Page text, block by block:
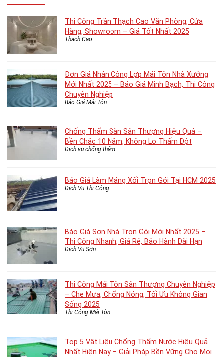
Thi Công Trần Thạch Cao Văn Phòng, Cửa
Hàng, Showroom – Giá Tốt Nhất 2025
Thạch Cao
Đơn Giá Nhân Công Lợp Mái Tôn Nhà Xưởng
Mới Nhất 2025 – Báo Giá Minh Bạch, Thi Công
Chuyên Nghiệp
Báo Giá Mái Tôn
Chống Thấm Sàn Sân Thượng Hiệu Quả –
Bền Chắc 10 Năm, Không Lo Thấm Dột
Dịch vụ chống thấm
Báo Giá Làm Máng Xối Trọn Gói Tại HCM 2025
Dịch Vụ Thi Công
Báo Giá Sơn Nhà Trọn Gói Mới Nhất 2025 –
Thi Công Nhanh, Giá Rẻ, Bảo Hành Dài Hạn
Dịch Vụ Sơn
Thi Công Mái Tôn Sân Thượng Chuyên Nghiệp
– Che Mưa, Chống Nóng, Tối Ưu Không Gian
Sống 2025
Thi Công Mái Tôn
Top 5 Vật Liệu Chống Thấm Nước Hiệu Quả
Nhất Hiện Nay – Giải Pháp Bền Vững Cho Mọi